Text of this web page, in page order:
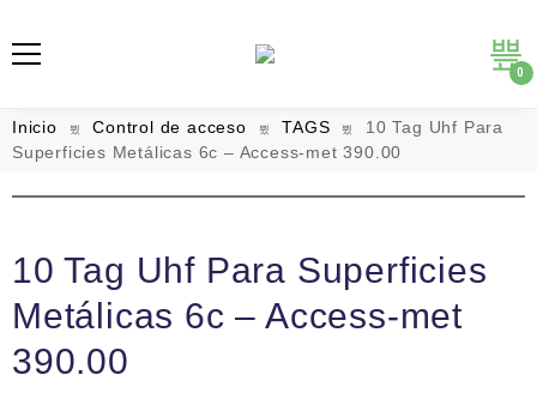
0
Inicio Control de acceso TAGS
10 Tag Uhf Para
Superficies Metálicas 6c – Access-met 390.00
10 Tag Uhf Para Superficies
Metálicas 6c – Access-met
390.00